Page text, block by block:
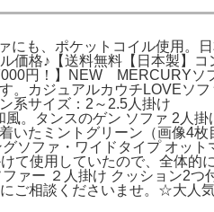
も、ポケットコイル使用。
格♪【送料無料【日本製】
円！】NEW MERCURY
カジュアルカウチLOVEソ
リーン系サイズ：2～2.5
。タンスのゲン ソファ 2人
たミントグリーン（画像4
ソファ・ワイドタイプ オッ
て使用していたので、全体
ァー ２人掛け クッション2
ご相談くださいませ。☆大人